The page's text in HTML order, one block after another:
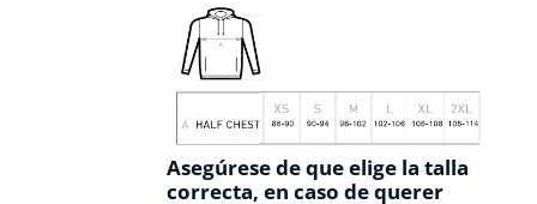
Asegúrese de que elige la talla
correcta, en caso de querer